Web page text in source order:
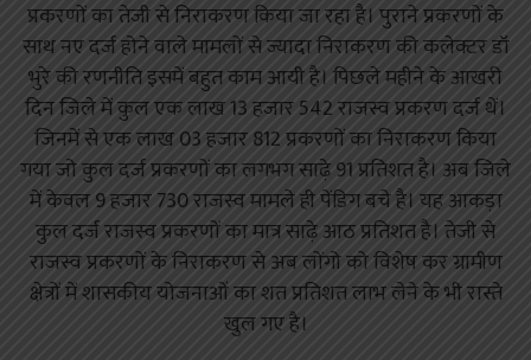
प्रकरणों का तेजी से निराकरण किया जा रहा है। पुराने प्रकरणों के
साथ नए दर्ज होने वाले मामलों से ज्यादा निराकरण की कलेक्टर डॉ
भुरे की रणनीति इसमें बहुत काम आयी है। पिछले महीने के आखरी
दिन जिले में कुल एक लाख 13 हजार 542 राजस्व प्रकरण दर्ज थें।
जिनमें से एक लाख 03 हजार 812 प्रकरणों का निराकरण किया
गया जो कुल दर्ज प्रकरणों का लगभग साढ़े 91 प्रतिशत है। अब जिले
में केवल 9 हजार 730 राजस्व मामले ही पेंडिग बचे है। यह आकड़ा
कुल दर्ज राजस्व प्रकरणों का मात्र साढ़े आठ प्रतिशत है। तेजी से
राजस्व प्रकरणों के निराकरण से अब लोंगो को विशेष कर ग्रामीण
क्षेत्रों में शासकीय योजनाओं का शत प्रतिशत लाभ लेने के भी रास्ते
खुल गए है।